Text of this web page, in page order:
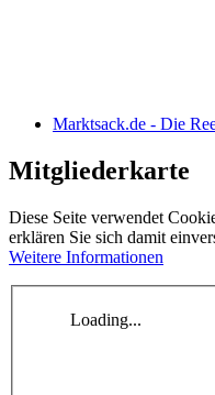
Marktsack.de - Die
Mitgliederkarte
Diese Seite verwendet
erklären Sie sich damit
Weitere Informationen
Loading...